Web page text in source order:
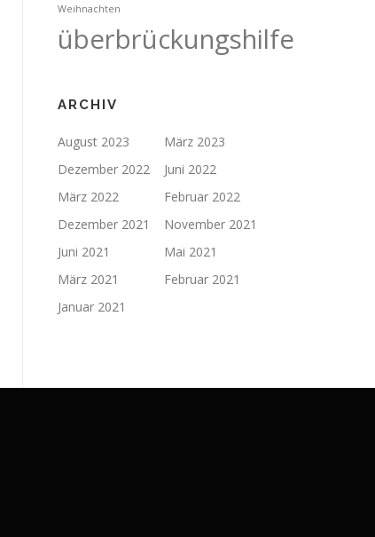
Weihnachten
überbrückungshilfe
ARCHIV
August 2023
März 2023
Dezember 2022
Juni 2022
März 2022
Februar 2022
Dezember 2021
November 2021
Juni 2021
Mai 2021
März 2021
Februar 2021
Januar 2021